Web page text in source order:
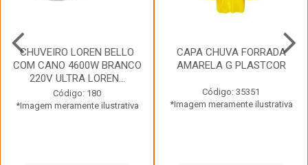
CHUVEIRO LOREN BELLO
COM CANO 4600W BRANCO
220V ULTRA LOREN...
Código: 180
*Imagem meramente ilustrativa
CAPA CHUVA FORRADA
AMARELA G PLASTCOR
Código: 35351
*Imagem meramente ilustrativa